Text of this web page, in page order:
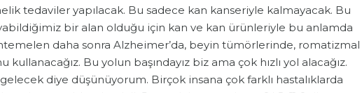
tedaviler yapılacak. Bu sadece kan kanseriyle kalmayacak. Bu
bir alan olduğu için kan ve kan ürünleriyle bu anlamda
daha sonra Alzheimer’da, beyin tümörlerinde, romatizmal
kullanacağız. Bu yolun başındayız biz ama çok hızlı yol alacağız.
diye düşünüyorum. Birçok insana çok farklı hastalıklarda